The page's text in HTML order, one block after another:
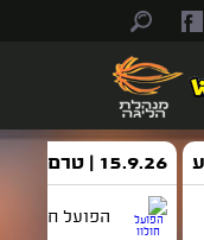
15.9.26 | טרם נקבע
הפועל חולון